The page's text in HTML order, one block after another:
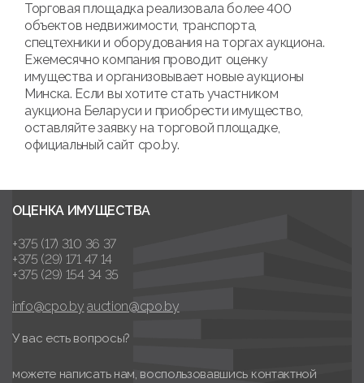
Торговая площадка реализовала более 400
объектов недвижимости, транспорта,
спецтехники и оборудования на торгах аукциона.
Ежемесячно компания проводит оценку
имущества и организовывает новые аукционы
Минска. Если вы хотите стать участником
аукциона Беларуси и приобрести имущество,
оставляйте заявку на торговой площадке,
официальный сайт cpo.by.
ОЦЕНКА ИМУЩЕСТВА
+375 (17) 310 36 37
+375 (29) 171 47 14
+375 (29) 154 34 35
info@cpo.by auction@cpo.by
У вас есть вопросы?
можете написать нам, воспользовавшись контактной